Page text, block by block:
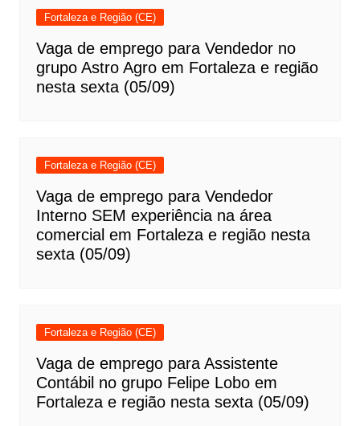
Fortaleza e Região (CE)
Vaga de emprego para Vendedor no
grupo Astro Agro em Fortaleza e região
nesta sexta (05/09)
Fortaleza e Região (CE)
Vaga de emprego para Vendedor
Interno SEM experiência na área
comercial em Fortaleza e região nesta
sexta (05/09)
Fortaleza e Região (CE)
Vaga de emprego para Assistente
Contábil no grupo Felipe Lobo em
Fortaleza e região nesta sexta (05/09)